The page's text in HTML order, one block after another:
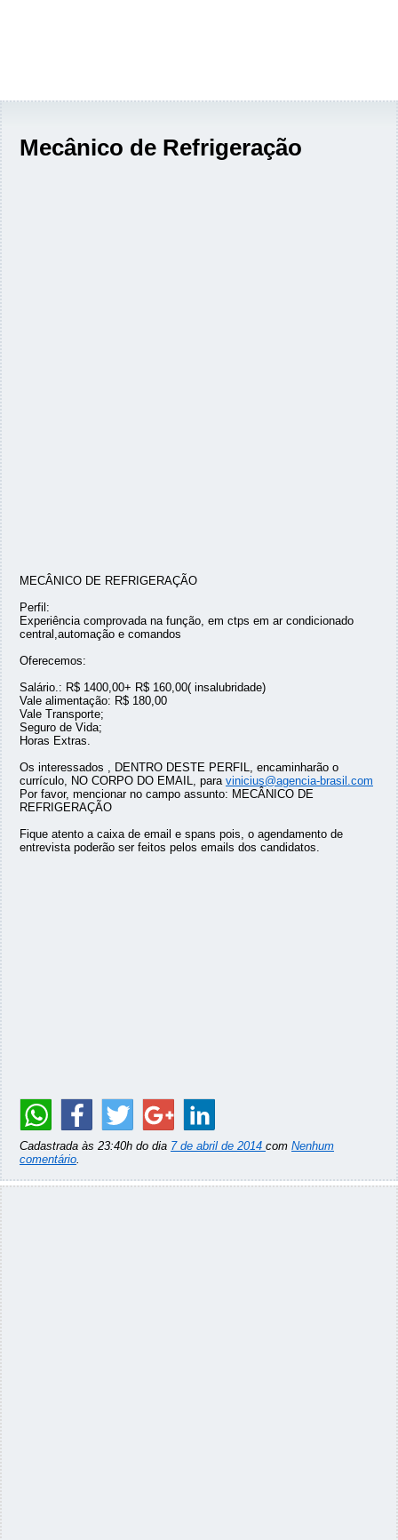
Mecânico de Refrigeração
MECÂNICO DE REFRIGERAÇÃO
Perfil:
Experiência comprovada na função, em ctps em ar condicionado
central,automação e comandos
Oferecemos:
Salário.: R$ 1400,00+ R$ 160,00( insalubridade)
Vale alimentação: R$ 180,00
Vale Transporte;
Seguro de Vida;
Horas Extras.
Os interessados , DENTRO DESTE PERFIL, encaminharão o
currículo, NO CORPO DO EMAIL, para vinicius@agencia-brasil.com
Por favor, mencionar no campo assunto: MECÂNICO DE
REFRIGERAÇÃO
Fique atento a caixa de email e spans pois, o agendamento de
entrevista poderão ser feitos pelos emails dos candidatos.
Cadastrada às 23:40h do dia 7 de abril de 2014 com Nenhum
comentário.